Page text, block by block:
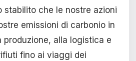
stabilito che le nostre azioni
emissioni di carbonio in
alla logistica e
fino ai viaggi dei